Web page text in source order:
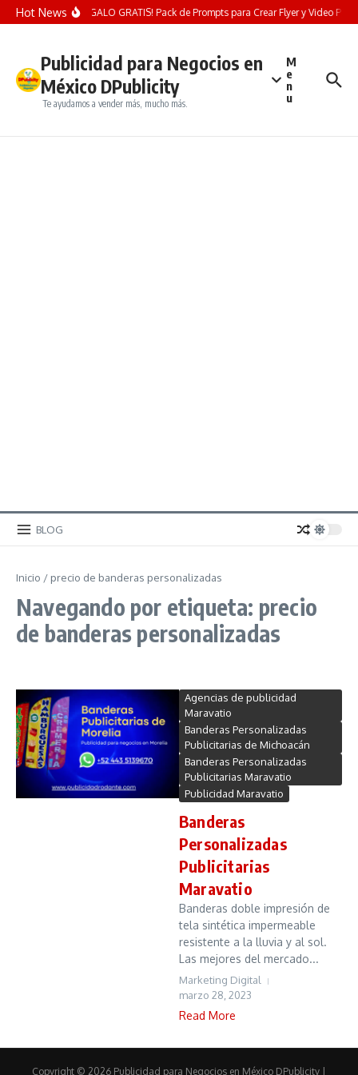
Saltar al contenido
Hot News ¡REGALO GRATIS! Pack de Prompts para Crear Flyer y Video
Publicidad para Negocios en
México DPublicity
Te ayudamos a vender más, mucho más.
M
e
n
u
BLOG
Inicio / precio de banderas personalizadas
Navegando por etiqueta: precio
de banderas personalizadas
Agencias de publicidad
Maravatio
Banderas Personalizadas
Publicitarias de Michoacán
Banderas Personalizadas
Publicitarias Maravatio
Publicidad Maravatio
Banderas
Personalizadas
Publicitarias
Maravatio
Banderas doble impresión de
tela sintética impermeable
resistente a la lluvia y al sol.
Las mejores del mercado...
Marketing Digital
marzo 28, 2023
Read More
Copyright © 2026 Publicidad para Negocios en México DPublicity |